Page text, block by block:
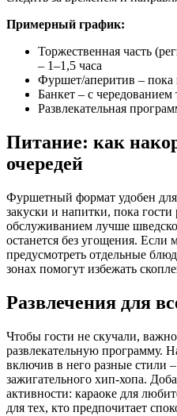
Примерный график:
Торжественная часть
– 1–1,5 часа
Фуршет/аперитив – пока
Банкет – с чередованием
Развлекательная
Питание: как
очередей
Фуршетный формат удобен для
закуски и напитки, пока
обслуживанием лучше
останется без угощения. Если
предусмотреть отдельные
зонах помогут избежать
Развлечения для
Чтобы гости не скучали,
развлекательную программу.
включив в него разные стили –
зажигательного хип-хопа.
активности: караоке для
для тех, кто предпочитает